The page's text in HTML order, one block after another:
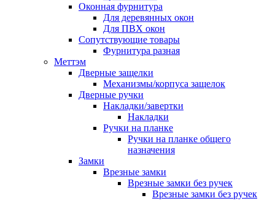
Оконная фурнитура
Для деревянных окон
Для ПВХ окон
Сопутствующие товары
Фурнитура разная
Меттэм
Дверные защелки
Механизмы/корпуса защелок
Дверные ручки
Накладки/завертки
Накладки
Ручки на планке
Ручки на планке общего
назначения
Замки
Врезные замки
Врезные замки без ручек
Врезные замки без ручек